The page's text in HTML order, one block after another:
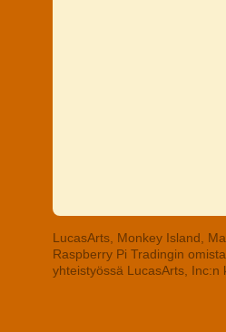
LucasArts, Monkey Island,
Raspberry Pi Tradingin
yhteistyössä LucasArts, Inc:n